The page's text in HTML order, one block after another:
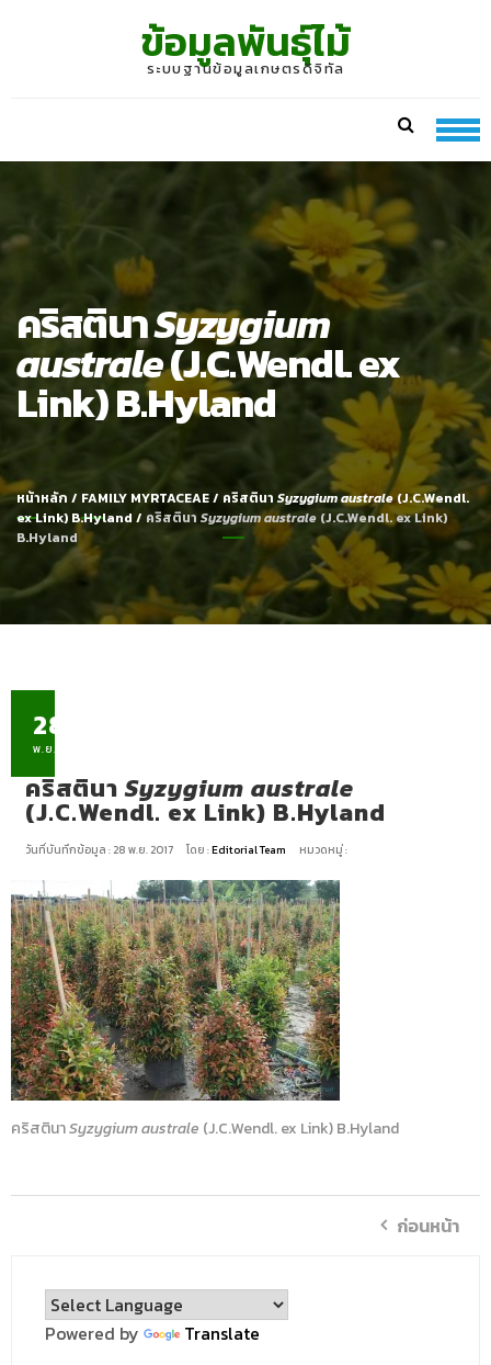
ข้อมูลพันธุ์ไม้
ระบบฐานข้อมูลเกษตรดิจิทัล
คริสตินาSyzygium
australe(J.C.Wendl. ex
Link) B.Hyland
หน้าหลัก / FAMILY MYRTACEAE/ คริสตินา Syzygium australe(J.C.Wendl.
ex Link) B.Hyland / คริสตินา Syzygium australe (J.C.Wendl. ex Link)
B.Hyland
28
พ.ย.
คริสตินาSyzygium australe
(J.C.Wendl. ex Link) B.Hyland
วันที่บันทึกข้อมูล : 28 พ.ย. 2017 โดย :Editorial Team หมวดหมู่ :
คริสตินาSyzygium australe (J.C.Wendl. ex Link) B.Hyland
ก่อนหน้า
Powered by Translate